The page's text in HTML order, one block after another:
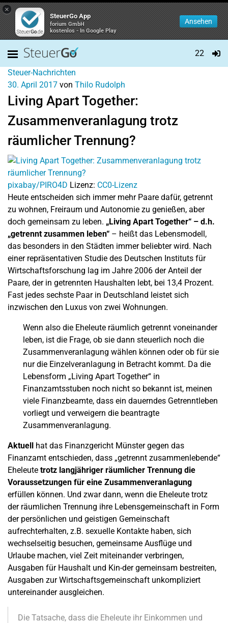
×
SteuerGo App
forium GmbH
kostenlos - In Google Play
Ansehen
22
Steuer-Nachrichten
30. April 2017 von Thilo Rudolph
Living Apart Together:
Zusammenveranlagung trotz
räumlicher Trennung?
pixabay/PIRO4D Lizenz: CC0-Lizenz
Heute entscheiden sich immer mehr Paare dafür, getrennt
zu wohnen, Freiraum und Autonomie zu genießen, aber
doch gemeinsam zu leben. „Living Apart Together“ – d.h.
„getrennt zusammen leben“ – heißt das Lebensmodell,
das besonders in den Städten immer beliebter wird. Nach
einer repräsentativen Studie des Deutschen Instituts für
Wirtschaftsforschung lag im Jahre 2006 der Anteil der
Paare, der in getrennten Haushalten lebt, bei 13,4 Prozent.
Fast jedes sechste Paar in Deutschland leistet sich
inzwischen den Luxus von zwei Wohnungen.
Wenn also die Eheleute räumlich getrennt voneinander
leben, ist die Frage, ob sie dann steuerlich noch die
Zusammenveranlagung wählen können oder ob für sie
nur die Einzelveranlagung in Betracht kommt. Da die
Lebensform „Living Apart Together“ in
Finanzamtsstuben noch nicht so bekannt ist, meinen
viele Finanzbeamte, dass ein dauerndes Getrenntleben
vorliegt und verweigern die beantragte
Zusammenveranlagung.
Aktuell hat das Finanzgericht Münster gegen das
Finanzamt entschieden, dass „getrennt zusammenlebende“
Eheleute trotz langjähriger räumlicher Trennung die
Voraussetzungen für eine Zusammenveranlagung
erfüllen können. Und zwar dann, wenn die Eheleute trotz
der räumlichen Trennung ihre Lebensgemeinschaft in Form
der persönlichen und geistigen Gemeinschaft
aufrechterhalten, z.B. sexuelle Kontakte haben, sich
wechselseitig besuchen, gemeinsame Ausflüge und
Urlaube machen, viel Zeit miteinander verbringen,
Ausgaben für Haushalt und Kin-der gemeinsam bestreiten,
Ausgaben zur Wirtschaftsgemeinschaft unkompliziert
untereinander ausgleichen.
Die Tatsache, dass die Eheleute ihr Einkommen und